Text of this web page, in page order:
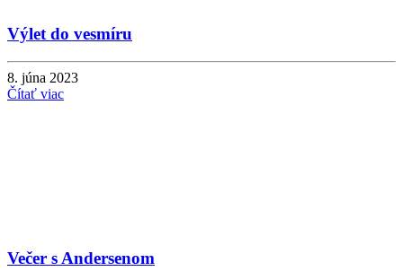
Výlet do vesmíru
8. júna 2023
Čítať viac
Večer s Andersenom